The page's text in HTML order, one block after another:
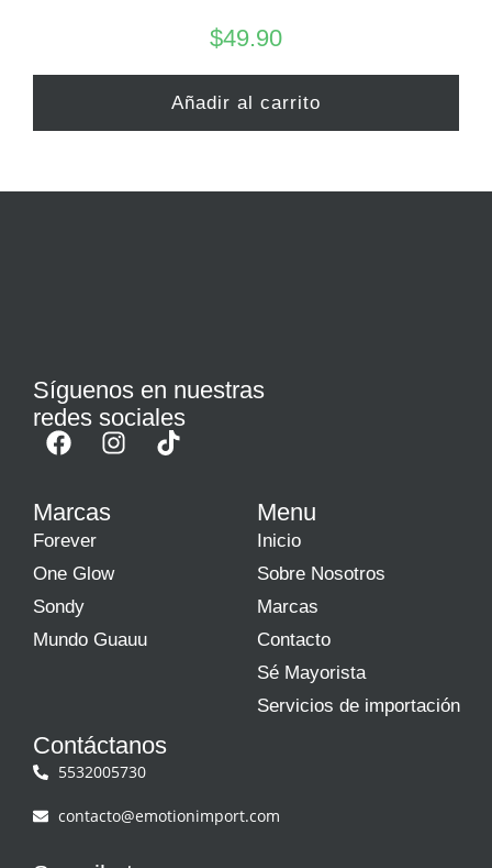
$49.90
Añadir al carrito
Síguenos en nuestras
redes sociales
Marcas
Forever
One Glow
Sondy
Mundo Guauu
Menu
Inicio
Sobre Nosotros
Marcas
Contacto
Sé Mayorista
Servicios de importación
Contáctanos
5532005730
contacto@emotionimport.com